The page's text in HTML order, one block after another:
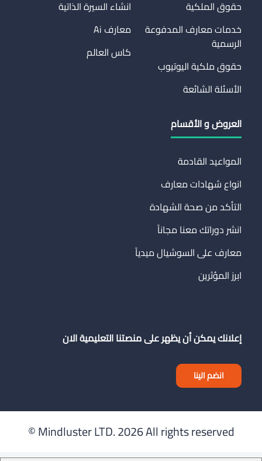
حقوق الملكية
خدمات معارف المدفوعة
الرسمية
حقوق ملكية اليوتيوب
الأسئلة الشائعة
انشاء السيرة الذاتية
معارف Ai
كاس العالم
العروض و الأقسام
المواعيد القادمة
انواع شهادات معارف
التأكد من صحة الشهادة
انشر دوراتك معنا مجاناً
معارف على السوشيال ميدياً
ابرز المؤثرين
إعلانك يمكن أن يظهر على منصتنا التعليمية الان
انضم الينا
Mindluster LTD.2026 All rights reserved ©